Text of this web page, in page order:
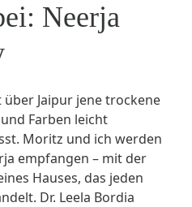
Neerja
Jaipur jene ­trockene
Farben leicht
Moritz und ich werden
empfangen – mit der
Hauses, das jeden
Dr. Leela Bordia